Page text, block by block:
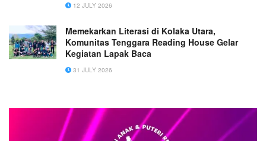
12 JULY 2026
Memekarkan Literasi di Kolaka Utara,
Komunitas Tenggara Reading House Gelar
Kegiatan Lapak Baca
31 JULY 2026